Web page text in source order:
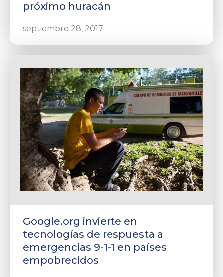
próximo huracán
septiembre 28, 2017
Google.org invierte en
tecnologías de respuesta a
emergencias 9-1-1 en países
empobrecidos